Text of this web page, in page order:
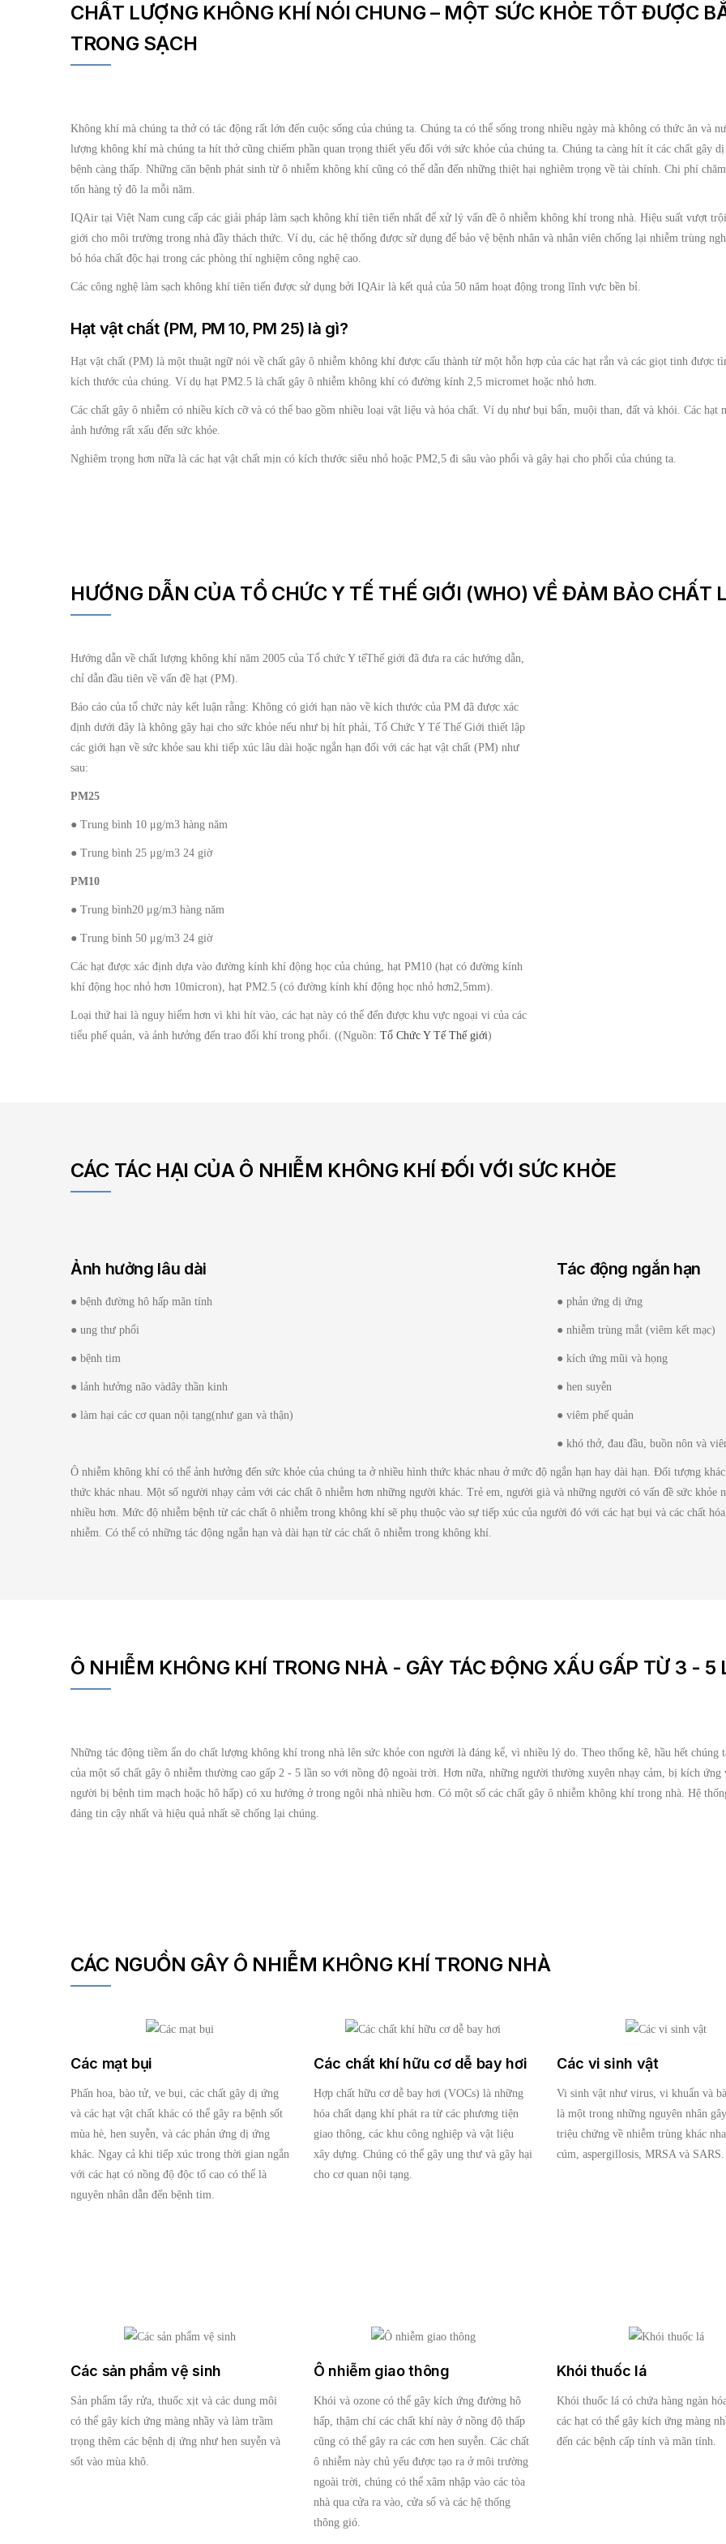
CHẤT LƯỢNG KHÔNG KHÍ NÓI CHUNG – MỘT SỨC KHỎE TỐT ĐƯỢC
TRONG SẠCH
Không khí mà chúng ta thở có tác động rất lớn đến cuộc sống của chúng ta. Chúng ta có thể sống trong nhiều ngày mà không có thức ăn và
lượng không khí mà chúng ta hít thở cũng chiếm phần quan trọng thiết yếu đối với sức khỏe của chúng ta. Chúng ta càng hít ít các chất gây
bệnh càng thấp. Những căn bệnh phát sinh từ ô nhiễm không khí cũng có thể dẫn đến những thiệt hại nghiêm trọng về tài chính. Chi phí
tốn hàng tỷ đô la mỗi năm.
IQAir tại Việt Nam cung cấp các giải pháp làm sạch không khí tiên tiến nhất để xử lý vấn đề ô nhiễm không khí trong nhà. Hiệu suất vượt
giới cho môi trường trong nhà đầy thách thức. Ví dụ, các hệ thống được sử dụng để bảo vệ bệnh nhân và nhân viên chống lại nhiễm trùng
bỏ hóa chất độc hại trong các phòng thí nghiệm công nghệ cao.
Các công nghệ làm sạch không khí tiên tiến được sử dụng bởi IQAir là kết quả của 50 năm hoạt động trong lĩnh vực bền bỉ.
Hạt vật chất (PM, PM 10, PM 25) là gì?
Hạt vật chất (PM) là một thuật ngữ nói về chất gây ô nhiễm không khí được cấu thành từ một hỗn hợp của các hạt rắn và các giọt tinh được
kích thước của chúng. Ví dụ hạt PM2.5 là chất gây ô nhiễm không khí có đường kính 2,5 micromet hoặc nhỏ hơn.
Các chất gây ô nhiễm có nhiều kích cỡ và có thể bao gồm nhiều loại vật liệu và hóa chất. Ví dụ như bụi bẩn, muội than, đất và khói. Các hạt
ảnh hưởng rất xấu đến sức khỏe.
Nghiêm trọng hơn nữa là các hạt vật chất mịn có kích thước siêu nhỏ hoặc PM2,5 đi sâu vào phổi và gây hại cho phổi của chúng ta.
HƯỚNG DẪN CỦA TỔ CHỨC Y TẾ THẾ GIỚI (WHO) VỀ ĐẢM BẢO CHẤT
Hướng dẫn về chất lượng không khí năm 2005 của Tổ chức Y tếThế giới đã đưa ra các hướng dẫn,
chỉ dẫn đầu tiên về vấn đề hạt (PM).
Báo cáo của tổ chức này kết luận rằng: Không có giới hạn nào về kích thước của PM đã được xác
định dưới đây là không gây hại cho sức khỏe nếu như bị hít phải, Tổ Chức Y Tế Thế Giới thiết lập
các giới hạn về sức khỏe sau khi tiếp xúc lâu dài hoặc ngắn hạn đối với các hạt vật chất (PM) như
sau:
PM25
● Trung bình 10 μg/m3 hàng năm
● Trung bình 25 μg/m3 24 giờ
PM10
● Trung bình20 μg/m3 hàng năm
● Trung bình 50 μg/m3 24 giờ
Các hạt được xác định dựa vào đường kính khí động học của chúng, hạt PM10 (hạt có đường kính
khí động học nhỏ hơn 10micron), hạt PM2.5 (có đường kính khí động học nhỏ hơn2,5mm).
Loại thứ hai là nguy hiểm hơn vì khi hít vào, các hạt này có thể đến được khu vực ngoại vi của các
tiểu phế quản, và ảnh hưởng đến trao đổi khí trong phổi. ((Nguồn: Tổ Chức Y Tế Thế giới)
CÁC TÁC HẠI CỦA Ô NHIỄM KHÔNG KHÍ ĐỐI VỚI SỨC KHỎE
Ảnh hưởng lâu dài
● bệnh đường hô hấp mãn tính
● ung thư phổi
● bệnh tim
● lảnh hưởng não vàdây thần kinh
● làm hại các cơ quan nội tạng(như gan và thận)
Tác động ngắn hạn
● phản ứng dị ứng
● nhiễm trùng mắt (viêm kết mạc)
● kích ứng mũi và họng
● hen suyễn
● viêm phế quản
● khó thở, đau đầu, buồn nôn và
Ô nhiễm không khí có thể ảnh hưởng đến sức khỏe của chúng ta ở nhiều hình thức khác nhau ở mức độ ngắn hạn hay dài hạn. Đối tượng
thức khác nhau. Một số người nhạy cảm với các chất ô nhiễm hơn những người khác. Trẻ em, người già và những người có vấn đề sức khỏe
nhiều hơn. Mức độ nhiễm bệnh từ các chất ô nhiễm trong không khí sẽ phụ thuộc vào sự tiếp xúc của người đó với các hạt bụi và các chất
nhiễm. Có thể có những tác động ngắn hạn và dài hạn từ các chất ô nhiễm trong không khí.
Ô NHIỄM KHÔNG KHÍ TRONG NHÀ - GÂY TÁC ĐỘNG XẤU GẤP TỪ 3 - 5
Những tác động tiềm ẩn do chất lượng không khí trong nhà lên sức khỏe con người là đáng kể, vì nhiều lý do. Theo thống kê, hầu hết
của một số chất gây ô nhiễm thường cao gấp 2 - 5 lần so với nồng độ ngoài trời. Hơn nữa, những người thường xuyên nhạy cảm, bị kích
người bị bệnh tim mạch hoặc hô hấp) có xu hướng ở trong ngôi nhà nhiều hơn. Có một số các chất gây ô nhiễm không khí trong nhà. Hệ
đáng tin cậy nhất và hiệu quả nhất sẽ chống lại chúng.
CÁC NGUỒN GÂY Ô NHIỄM KHÔNG KHÍ TRONG NHÀ
Các mạt bụi
Phấn hoa, bào tử, ve bụi, các chất gây dị ứng
và các hạt vật chất khác có thể gây ra bệnh sốt
mùa hè, hen suyễn, và các phản ứng dị ứng
khác. Ngay cả khi tiếp xúc trong thời gian ngắn
với các hạt có nồng độ độc tố cao có thể là
nguyên nhân dẫn đến bệnh tim.
Các chất khí hữu cơ dễ bay hơi
Hợp chất hữu cơ dễ bay hơi (VOCs) là những
hóa chất dạng khí phát ra từ các phương tiện
giao thông, các khu công nghiệp và vật liệu
xây dựng. Chúng có thể gây ung thư và gây hại
cho cơ quan nội tạng.
Các vi sinh vật
Vi sinh vật như virus, vi khuẩn và
là một trong những nguyên nhân
triệu chứng về nhiễm trùng khác
cúm, aspergillosis, MRSA và SARS.
Các sản phẩm vệ sinh
Sản phẩm tẩy rửa, thuốc xịt và các dung môi
có thể gây kích ứng màng nhầy và làm trầm
trọng thêm các bệnh dị ứng như hen suyễn và
sốt vào mùa khô.
Ô nhiễm giao thông
Khói và ozone có thể gây kích ứng đường hô
hấp, thậm chí các chất khí này ở nồng độ thấp
cũng có thể gây ra các cơn hen suyễn. Các chất
ô nhiễm này chủ yếu được tạo ra ở môi trường
ngoài trời, chúng có thể xâm nhập vào các tòa
nhà qua cửa ra vào, cửa sổ và các hệ thống
thông gió.
Khói thuốc lá
Khói thuốc lá có chứa hàng ngàn
các hạt có thể gây kích ứng màng
đến các bệnh cấp tính và mãn tính.